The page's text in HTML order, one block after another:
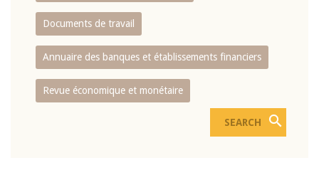
Documents de travail
Annuaire des banques et établissements financiers
Revue économique et monétaire